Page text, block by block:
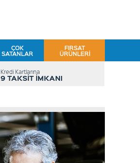
ÇOK
SATANLAR
FIRSAT
ÜRÜNLERI
Kredi Kartlarına
9 TAKSİT İMKANI